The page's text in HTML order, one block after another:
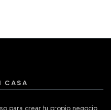
CASA